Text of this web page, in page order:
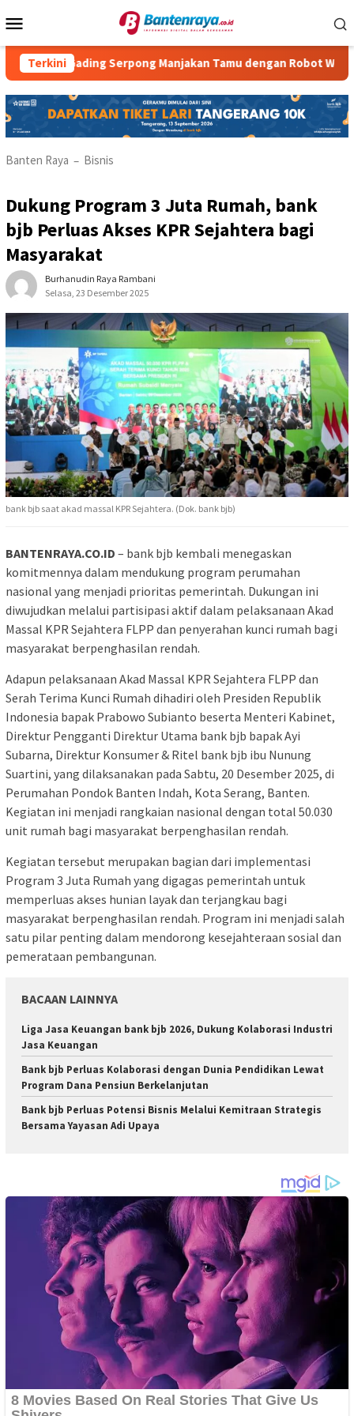
ke
Mobile
Terkini
Serpong Manjakan Tamu dengan Robot Waiter RM
Banten Raya – Bisnis
Dukung Program 3 Juta Rumah, bank
bjb Perluas Akses KPR Sejahtera bagi
Masyarakat
Burhanudin Raya Rambani
Selasa, 23 Desember 2025
bank bjb saat akad massal KPR Sejahtera. (Dok. bank bjb)
BANTENRAYA.CO.ID – bank bjb kembali menegaskan
komitmennya dalam mendukung program perumahan
nasional yang menjadi prioritas pemerintah. Dukungan ini
diwujudkan melalui partisipasi aktif dalam pelaksanaan Akad
Massal KPR Sejahtera FLPP dan penyerahan kunci rumah bagi
masyarakat berpenghasilan rendah.
Adapun pelaksanaan Akad Massal KPR Sejahtera FLPP dan
Serah Terima Kunci Rumah dihadiri oleh Presiden Republik
Indonesia bapak Prabowo Subianto beserta Menteri Kabinet,
Direktur Pengganti Direktur Utama bank bjb bapak Ayi
Subarna, Direktur Konsumer & Ritel bank bjb ibu Nunung
Suartini, yang dilaksanakan pada Sabtu, 20 Desember 2025, di
Perumahan Pondok Banten Indah, Kota Serang, Banten.
Kegiatan ini menjadi rangkaian nasional dengan total 50.030
unit rumah bagi masyarakat berpenghasilan rendah.
Kegiatan tersebut merupakan bagian dari implementasi
Program 3 Juta Rumah yang digagas pemerintah untuk
memperluas akses hunian layak dan terjangkau bagi
masyarakat berpenghasilan rendah. Program ini menjadi salah
satu pilar penting dalam mendorong kesejahteraan sosial dan
pemerataan pembangunan.
BACAAN LAINNYA
Liga Jasa Keuangan bank bjb 2026, Dukung Kolaborasi Industri
Jasa Keuangan
Bank bjb Perluas Kolaborasi dengan Dunia Pendidikan Lewat
Program Dana Pensiun Berkelanjutan
Bank bjb Perluas Potensi Bisnis Melalui Kemitraan Strategis
Bersama Yayasan Adi Upaya